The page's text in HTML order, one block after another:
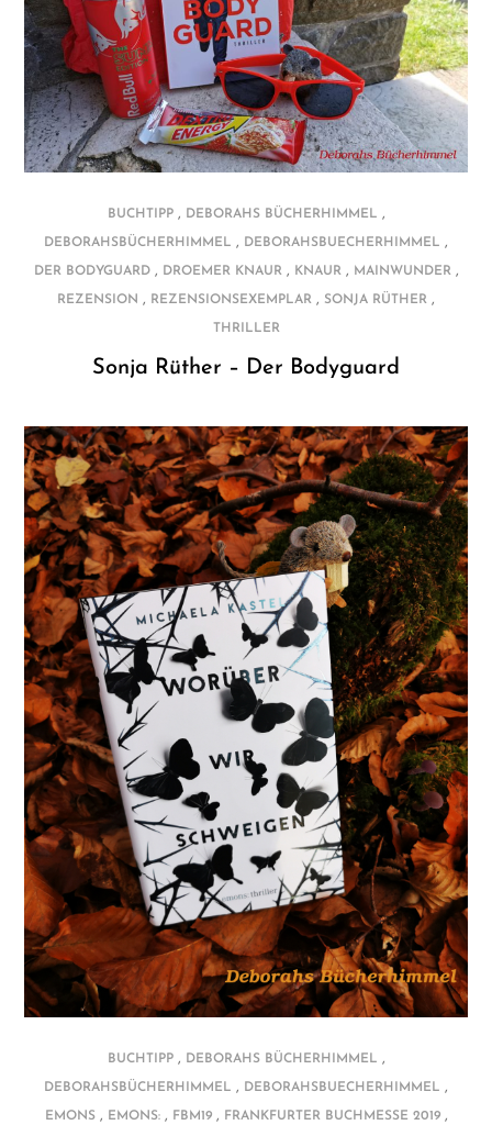
BUCHTIPP, DEBORAHS BÜCHERHIMMEL ,
DEBORAHSBÜCHERHIMMEL , DEBORAHSBUECHERHIMMEL ,
DER BODYGUARD, DROEMER KNAUR, KNAUR, MAINWUNDER,
REZENSION , REZENSIONSEXEMPLAR , SONJA RÜTHER ,
THRILLER
Sonja Rüther – Der Bodyguard
BUCHTIPP, DEBORAHS BÜCHERHIMMEL ,
DEBORAHSBÜCHERHIMMEL , DEBORAHSBUECHERHIMMEL ,
EMONS, EMONS:, FBM19, FRANKFURTER BUCHMESSE 2019,